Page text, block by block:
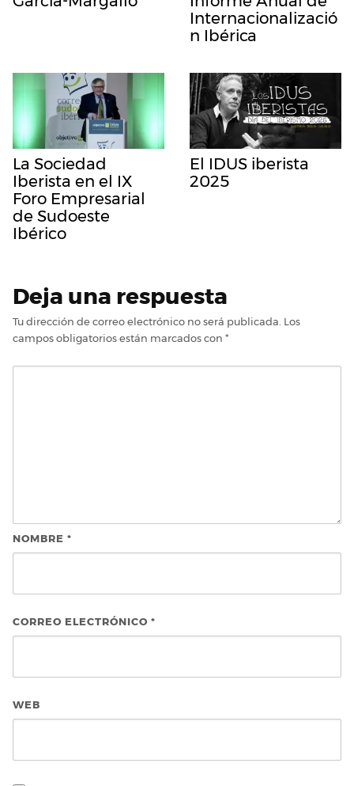
Internacionalizació
n Ibérica
La Sociedad
Iberista en el IX
Foro Empresarial
de Sudoeste
Ibérico
El IDUS iberista
2025
Deja una respuesta
Tu dirección de correo electrónico no será publicada. Los
campos obligatorios están marcados con *
NOMBRE *
CORREO ELECTRÓNICO *
WEB